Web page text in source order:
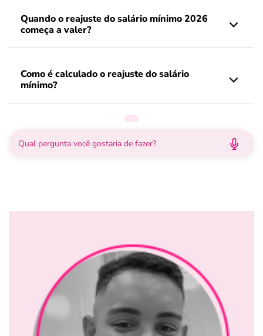
Quando o reajuste do salário mínimo 2026
começa a valer?
Como é calculado o reajuste do salário
mínimo?